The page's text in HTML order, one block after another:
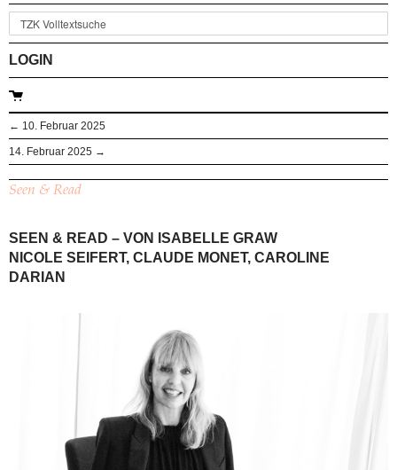
LOGIN
← 10. Februar 2025
14. Februar 2025 →
Seen & Read
SEEN & READ – VON ISABELLE GRAW
NICOLE SEIFERT, CLAUDE MONET, CAROLINE
DARIAN